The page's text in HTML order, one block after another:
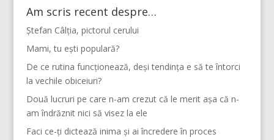
Am scris recent despre…
Ștefan Câlția, pictorul cerului
Mami, tu ești populară?
De ce rutina funcționează, deși tendința e să te întorci
la vechile obiceiuri?
Două lucruri pe care n-am crezut că le merit așa că n-
am îndrăznit nici să visez la ele
Faci ce-ți dictează inima și ai încredere în proces